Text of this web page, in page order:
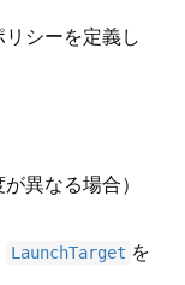
シーを定義し
異なる場合）
LaunchTarget を